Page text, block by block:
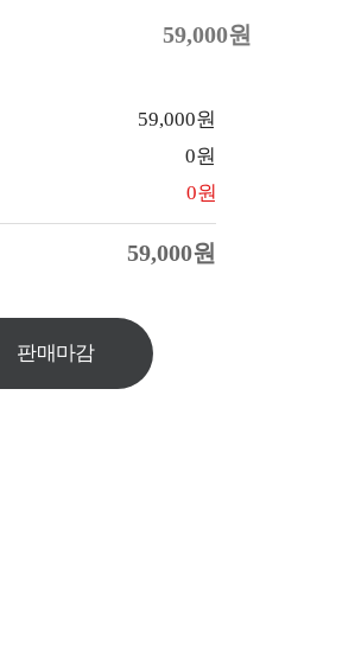
59,000원
59,000원
0원
0원
59,000원
판매마감